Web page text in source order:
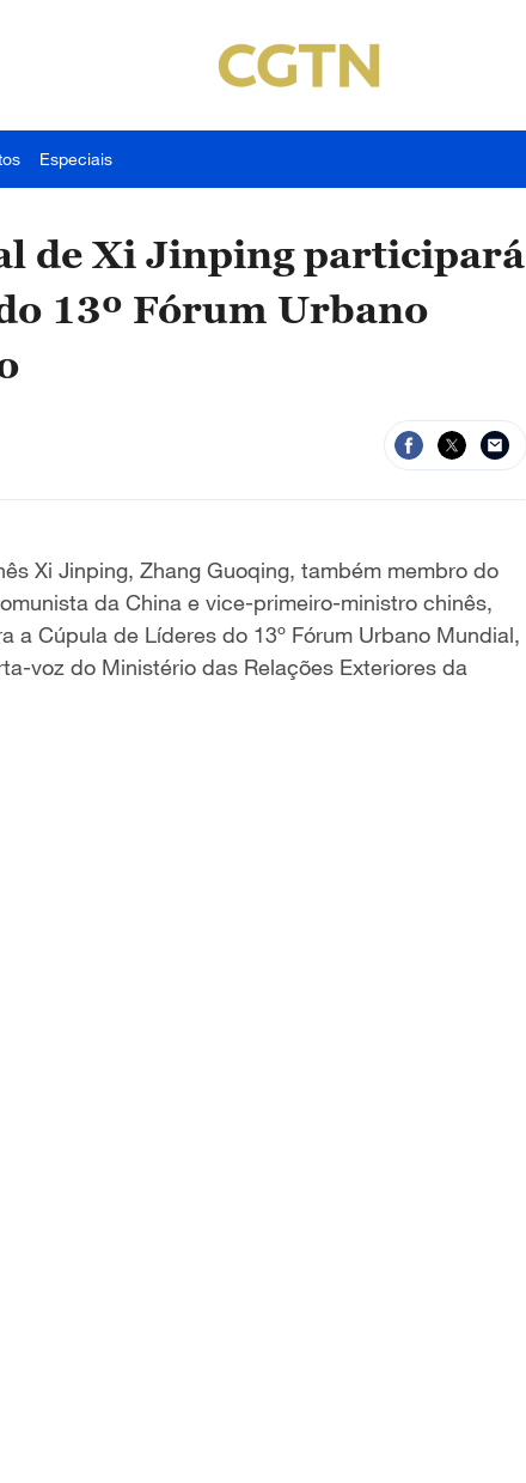
Especiais
de Xi Jinping participará
13º Fórum Urbano
Xi Jinping, Zhang Guoqing, também membro do
da China e vice-primeiro-ministro chinês,
a Cúpula de Líderes do 13º Fórum Urbano Mundial,
voz do Ministério das Relações Exteriores da